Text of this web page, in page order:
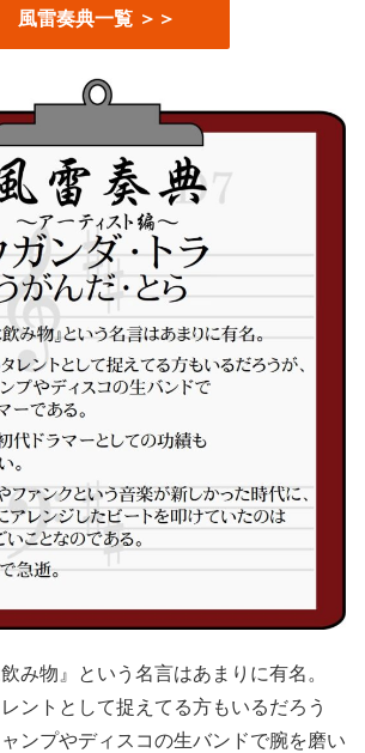
風雷奏典一覧 ＞＞
み物』という名言はあまりに有名。
ントとして捉えてる方もいるだろう
ンプやディスコの生バンドで腕を磨い